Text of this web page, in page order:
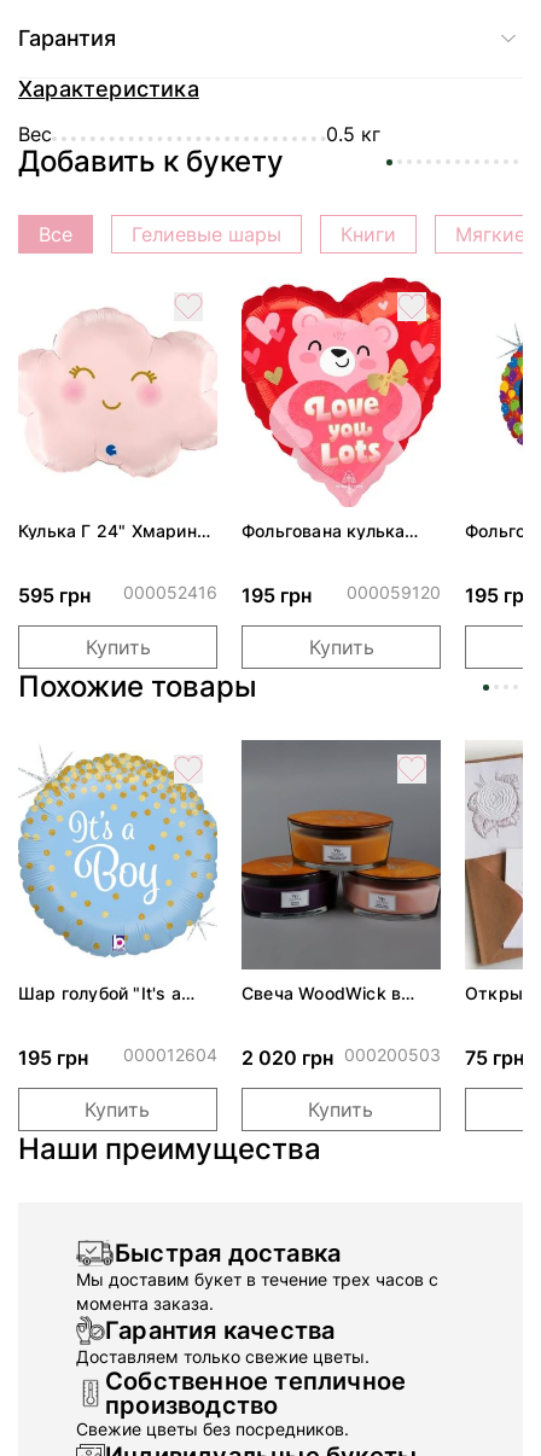
Гарантия
Характеристика
Вес 0.5 кг
Добавить к букету
Все Гелиевые шары Книги Мягкие
Кулька Г 24" Хмаринка
595 грн 000052416
Купить
Фольгована кулька
195 грн 000059120
Купить
195 грн
Похожие товары
Шар голубой "It's a
195 грн 000012604
Купить
Свеча WoodWick в
2 020 грн 000200503
Купить
75 грн
Наши преимущества
Быстрая доставка
Мы доставим букет в течение трех часов с
момента заказа.
Гарантия качества
Доставляем только свежие цветы.
Собственное тепличное
производство
Свежие цветы без посредников.